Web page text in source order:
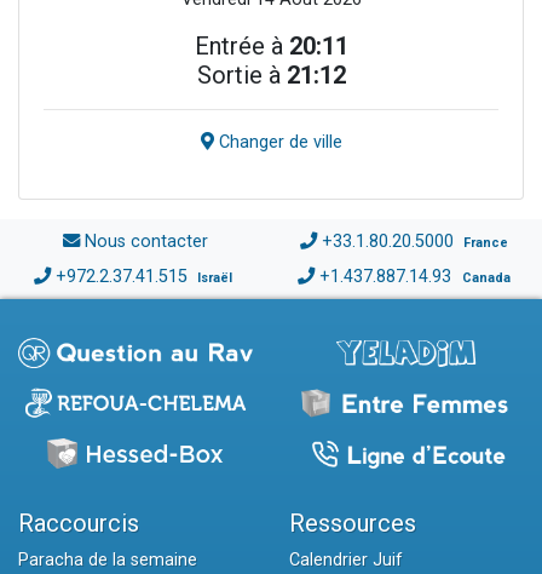
Entrée à 20:11
Sortie à 21:12
Changer de ville
Nous contacter +33.1.80.20.5000 France
+972.2.37.41.515 Israël +1.437.887.14.93 Canada
Raccourcis
Paracha de la semaine
Ressources
Calendrier Juif